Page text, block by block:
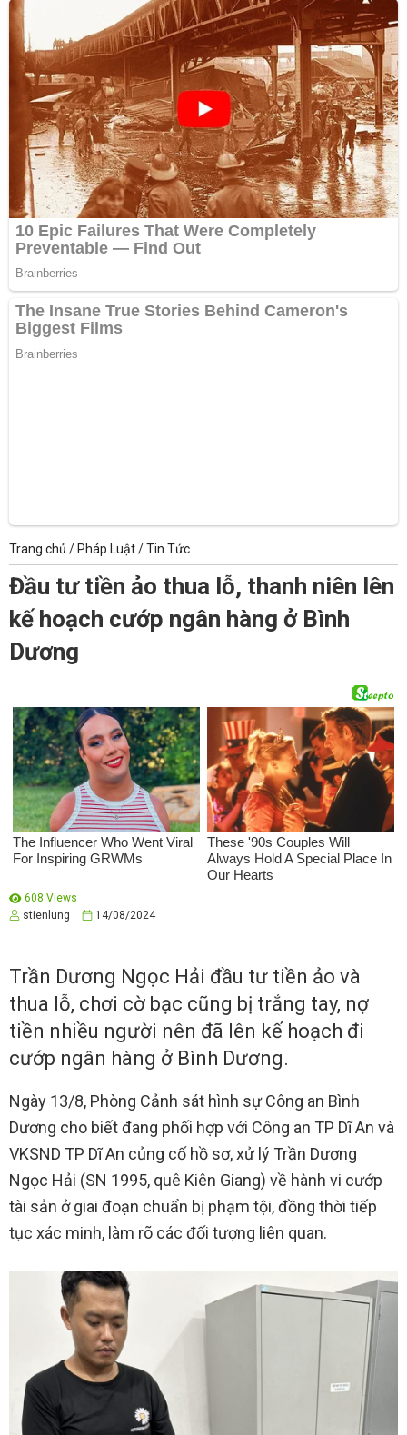
Trang chủ /Pháp Luật/Tin Tức
Đầu tư tiền ảo thua lỗ, thanh niên lên
kế hoạch cướp ngân hàng ở Bình
Dương
608 Views
stienlung
14/08/2024
Trần Dương Ngọc Hải đầu tư tiền ảo và
thua lỗ, chơi cờ bạc cũng bị trắng tay, nợ
tiền nhiều người nên đã lên kế hoạch đi
cướp ngân hàng ở Bình Dương.
Ngày 13/8, Phòng Cảnh sát hình sự Công an Bình
Dương cho biết đang phối hợp với Công an TP Dĩ An và
VKSND TP Dĩ An củng cố hồ sơ, xử lý Trần Dương
Ngọc Hải (SN 1995, quê Kiên Giang) về hành vi cướp
tài sản ở giai đoạn chuẩn bị phạm tội, đồng thời tiếp
tục xác minh, làm rõ các đối tượng liên quan.